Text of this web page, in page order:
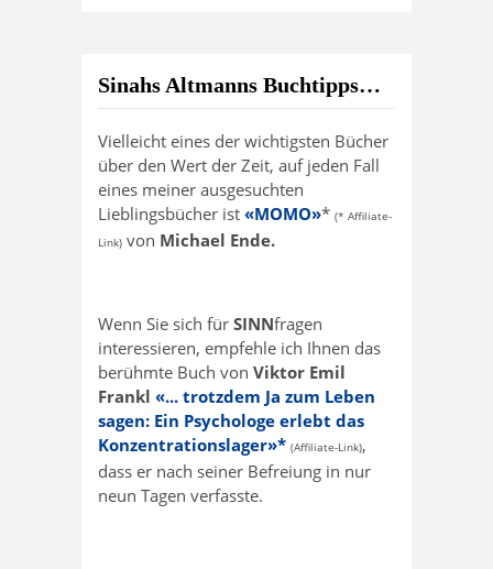
Sinahs Altmanns Buchtipps…
Vielleicht eines der wichtigsten Bücher
über den Wert der Zeit, auf jeden Fall
eines meiner ausgesuchten
Lieblingsbücher ist «MOMO»* (* Affiliate-
Link) von Michael Ende.
Wenn Sie sich für SINNfragen
interessieren, empfehle ich Ihnen das
berühmte Buch von Viktor Emil
Frankl «... trotzdem Ja zum Leben
sagen: Ein Psychologe erlebt das
Konzentrationslager»* (Affiliate-Link),
dass er nach seiner Befreiung in nur
neun Tagen verfasste.